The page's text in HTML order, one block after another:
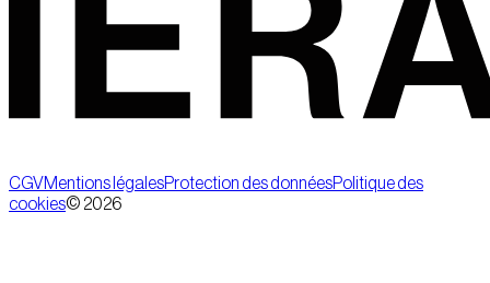
CGVMentions légalesProtection des donnéesPolitique des
cookies© 2026